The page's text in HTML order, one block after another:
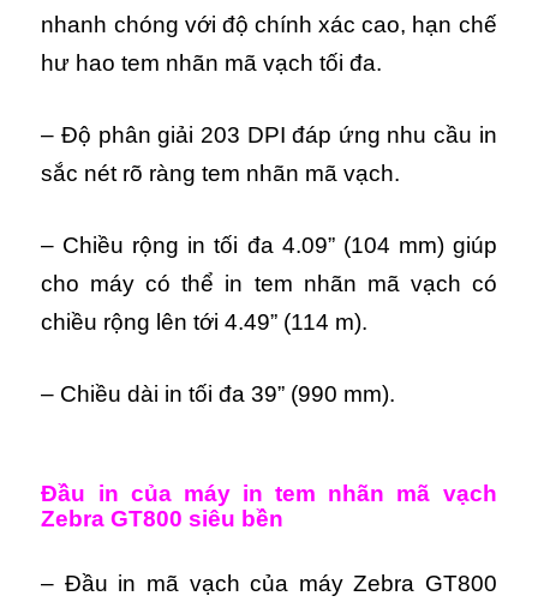
nhanh chóng với độ chính xác cao, hạn chế
hư hao tem nhãn mã vạch tối đa.
– Độ phân giải 203 DPI đáp ứng nhu cầu in
sắc nét rõ ràng tem nhãn mã vạch.
– Chiều rộng in tối đa 4.09” (104 mm) giúp
cho máy có thể in tem nhãn mã vạch có
chiều rộng lên tới 4.49” (114 m).
– Chiều dài in tối đa 39” (990 mm).
Đầu in của máy in tem nhãn mã vạch
Zebra GT800siêu bền
– Đầu in mã vạch của máy Zebra GT800